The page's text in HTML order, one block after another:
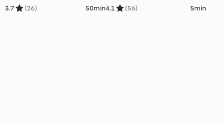
3.7 (26) 50min4.1 (56) 5min